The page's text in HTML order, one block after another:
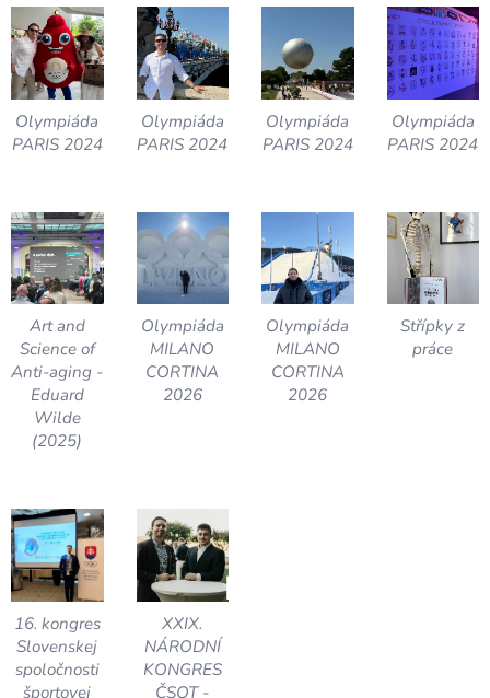
Olympiáda
PARIS 2024
Olympiáda
PARIS 2024
Olympiáda
PARIS 2024
Olympiáda
PARIS 2024
Art and
Science of
Anti-aging -
Eduard
Wilde
(2025)
Olympiáda
MILANO
CORTINA
2026
Olympiáda
MILANO
CORTINA
2026
Střípky z
práce
16. kongres
Slovenskej
spoločnosti
športovej
XXIX.
NÁRODNÍ
KONGRES
ČSOT -